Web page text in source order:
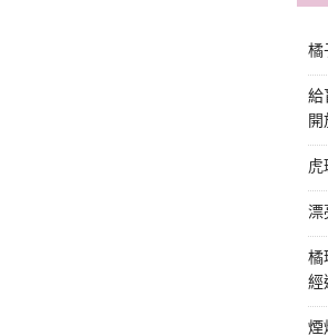
橘
給
開
虎
漂
橘
經
煙